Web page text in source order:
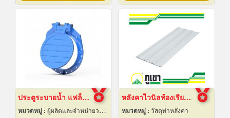
ประตูระบายน้ำ แฟล็ปวาล์ว Flap Valve Colum Pipe
หมวดหมู่ : ผู้ผลิตและจำหน่ายวาล์ว
หลังคาไวนิลท้องเรียบ รุ่น PR6 สีขาว, สีเทา
หมวดหมู่ : วัสดุทำหลังคา